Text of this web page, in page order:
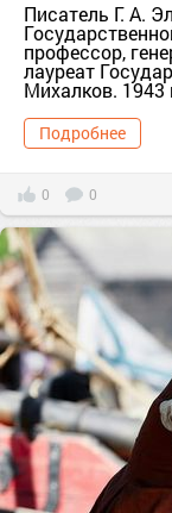
Писатель Г. А.
профессор,
лауреат
Михалков. 1943
Подробнее
0 0